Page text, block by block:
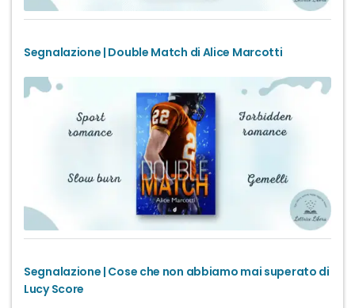
Segnalazione | Double Match di Alice Marcotti
Segnalazione | Cose che non abbiamo mai superato di
Lucy Score